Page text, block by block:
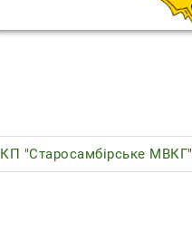
КП "Старосамбірське МВКГ"